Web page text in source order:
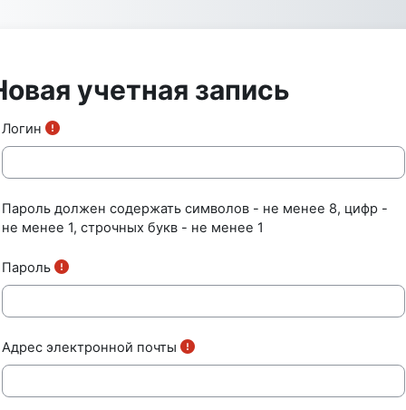
учетная запись
Логин
Пароль должен содержать символов - не менее 8, цифр -
не менее 1, строчных букв - не менее 1
Пароль
Адрес электронной почты